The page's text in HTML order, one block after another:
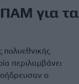
για τα
περιλαμβάνει
ο